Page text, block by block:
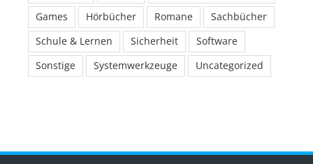
Games
Hörbücher Romane
Sachbücher
Schule & Lernen
Sicherheit
Software
Sonstige
Systemwerkzeuge Uncategorized